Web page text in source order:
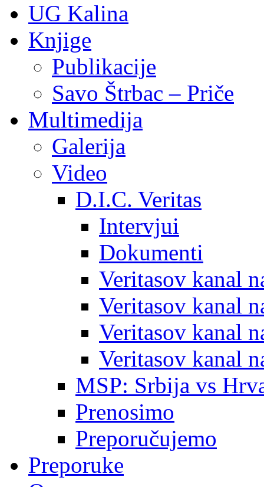
UG Kalina
Knjige
Publikacije
Savo Štrbac – Priče
Multimedija
Galerija
Video
D.I.C. Veritas
Intervjui
Dokumenti
Veritasov kanal
Veritasov kanal
Veritasov kanal
Veritasov kanal
MSP: Srbija vs
Prenosimo
Preporučujemo
Preporuke